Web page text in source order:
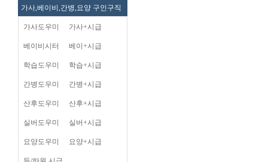
가사,베이비,간병,요양 구인구직
가사도우미 가사+시급
베이비시터 베이+시급
학습도우미 학습+시급
간병도우미 간병+시급
산후도우미 산후+시급
실버도우미 실버+시급
요양도우미 요양+시급